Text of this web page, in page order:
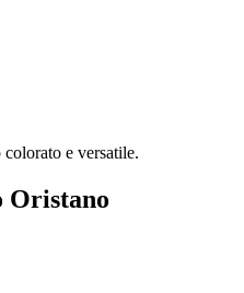
e versatile.
Oristano